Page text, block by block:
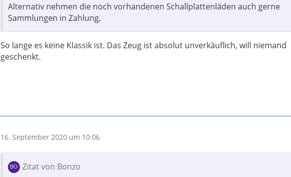
Alternativ nehmen die noch vorhandenen Schallplattenläden auch gerne
Sammlungen in Zahlung,
So lange es keine Klassik ist. Das Zeug ist absolut unverkäuflich, will niemand
geschenkt.
16. September 2020 um 10:06
Zitat von Bonzo